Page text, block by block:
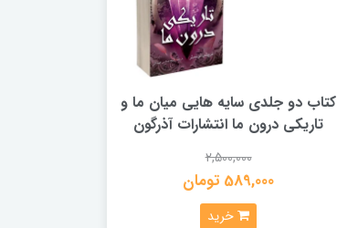
کتاب دو جلدی سایه هایی میان ما و
تاریکی درون ما انتشارات آذرگون
2,500,000
589,000 تومان
خرید